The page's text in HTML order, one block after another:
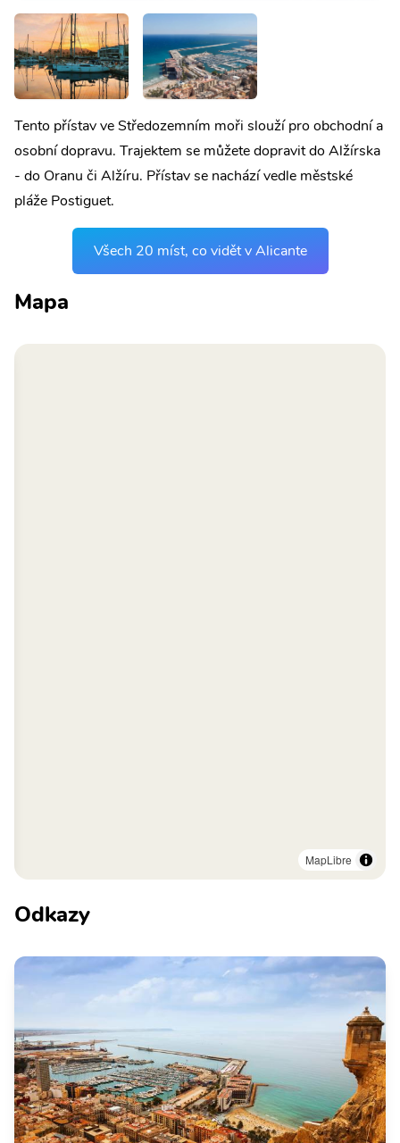
Tento přístav ve Středozemním moři slouží pro obchodní a
osobní dopravu. Trajektem se můžete dopravit do Alžírska
- do Oranu či Alžíru. Přístav se nachází vedle městské
pláže Postiguet.
Všech 20 míst, co vidět v Alicante
Mapa
MapLibre
Odkazy